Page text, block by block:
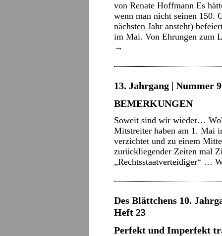
von Renate Hoffmann Es
wenn man nicht seinen 150.
nächsten Jahr ansteht)
im Mai. Von Ehrungen zum
→
13. Jahrgang | Nummer
BEMERKUNGEN
Soweit sind wir wieder…
Mitstreiter haben am 1. Mai
verzichtet und zu einem
zurückliegender Zeiten mal
„Rechtsstaatverteidiger“ …
Des Blättchens 10.
Heft 23
Perfekt und Imperfekt